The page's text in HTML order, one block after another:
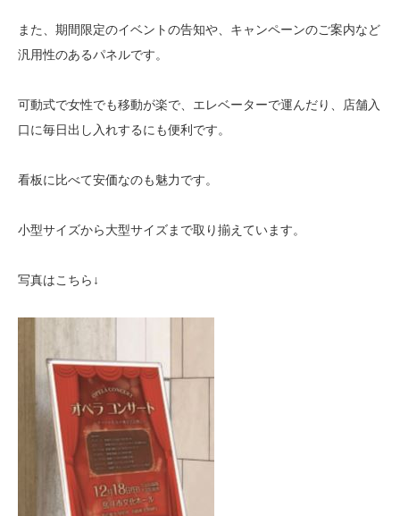
また、期間限定のイベントの告知や、キャンペーンのご案内など
汎用性のあるパネルです。
可動式で女性でも移動が楽で、エレベーターで運んだり、店舗入
口に毎日出し入れするにも便利です。
看板に比べて安価なのも魅力です。
小型サイズから大型サイズまで取り揃えています。
写真はこちら↓